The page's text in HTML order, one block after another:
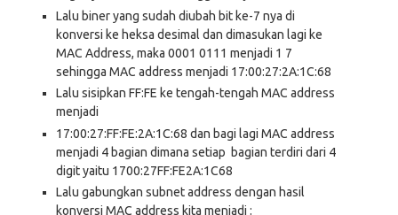
Lalu biner yang sudah diubah bit ke-7 nya di
konversi ke heksa desimal dan dimasukan lagi ke
MAC Address, maka 0001 0111 menjadi 1 7
sehingga MAC address menjadi 17:00:27:2A:1C:68
Lalu sisipkan FF:FE ke tengah-tengah MAC address
menjadi
17:00:27:FF:FE:2A:1C:68 dan bagi lagi MAC address
menjadi 4 bagian dimana setiap bagian terdiri dari 4
digit yaitu 1700:27FF:FE2A:1C68
Lalu gabungkan subnet address dengan hasil
konversi MAC address kita menjadi :